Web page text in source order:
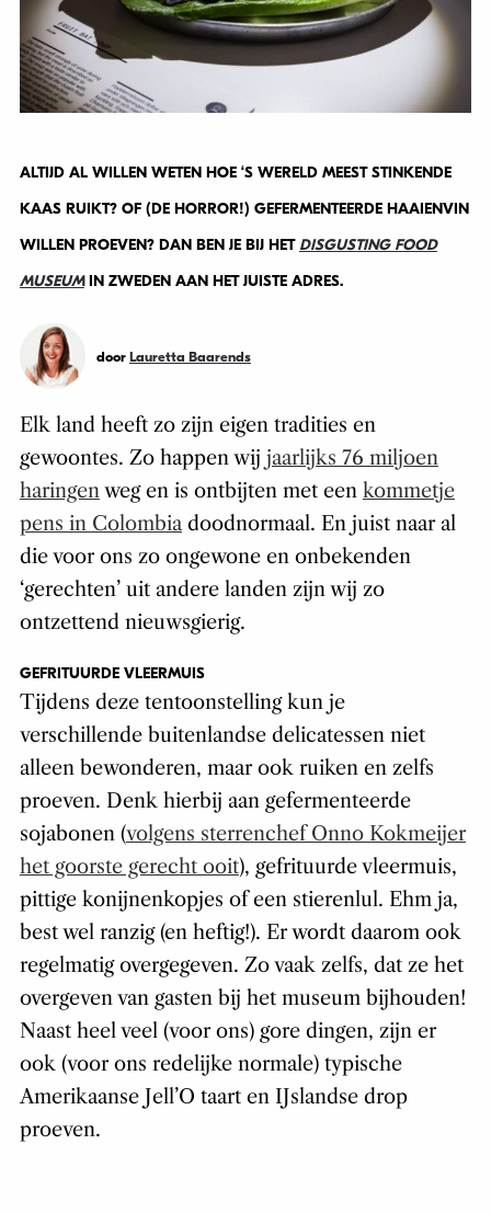
ALTIJD AL WILLEN WETEN HOE ‘S WERELD MEEST STINKENDE
KAAS RUIKT? OF (DE HORROR!) GEFERMENTEERDE HAAIENVIN
WILLEN PROEVEN? DAN BEN JE BIJ HET DISGUSTING FOOD
MUSEUMIN ZWEDEN AAN HET JUISTE ADRES.
door Lauretta Baarends
Elk land heeft zo zijn eigen tradities en
gewoontes. Zo happen wij jaarlijks 76 miljoen
haringenweg en is ontbijten met een kommetje
pens in Colombiadoodnormaal. En juist naar al
die voor ons zo ongewone en onbekenden
‘gerechten’ uit andere landen zijn wij zo
ontzettend nieuwsgierig.
GEFRITUURDE VLEERMUIS
Tijdens deze tentoonstelling kun je
verschillende buitenlandse delicatessen niet
alleen bewonderen, maar ook ruiken en zelfs
proeven. Denk hierbij aan gefermenteerde
sojabonen (volgens sterrenchef Onno Kokmeijer
het goorste gerecht ooit), gefrituurde vleermuis,
pittige konijnenkopjes of een stierenlul. Ehm ja,
best wel ranzig (en heftig!). Er wordt daarom ook
regelmatig overgegeven. Zo vaak zelfs, dat ze het
overgeven van gasten bij het museum bijhouden!
Naast heel veel (voor ons) gore dingen, zijn er
ook (voor ons redelijke normale) typische
Amerikaanse Jell’O taart en IJslandse drop
proeven.